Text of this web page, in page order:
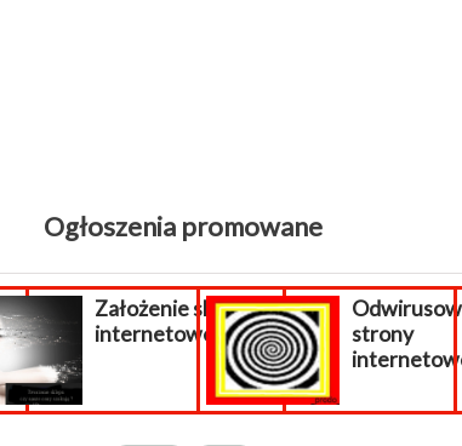
Ogłoszenia promowane
Założenie sklepu
internetowego.
strony